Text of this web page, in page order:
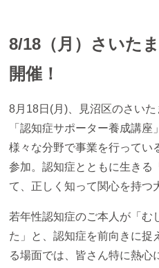
8/18（月）さいた
開催！
8月18日(月)、見沼区のさい
「認知症サポーター養成講
様々な分野で事業を行ってい
参加。認知症とともに生きる
て、正しく知って関心を持つ
若年性認知症のご本人が「む
た」と、認知症を前向きに捉
る場面では、皆さん特に熱心